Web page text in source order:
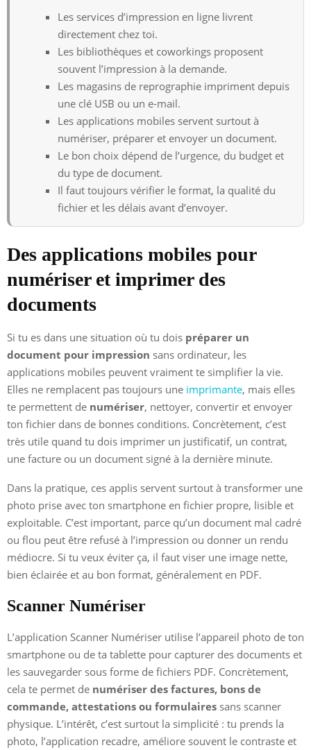
Les services d’impression en ligne livrent
directement chez toi.
Les bibliothèques et coworkings proposent
souvent l’impression à la demande.
Les magasins de reprographie impriment depuis
une clé USB ou un e-mail.
Les applications mobiles servent surtout à
numériser, préparer et envoyer un document.
Le bon choix dépend de l’urgence, du budget et
du type de document.
Il faut toujours vérifier le format, la qualité du
fichier et les délais avant d’envoyer.
Des applications mobiles pour
numériser et imprimer des
documents
Si tu es dans une situation où tu dois préparer un
document pour impression sans ordinateur, les
applications mobiles peuvent vraiment te simplifier la vie.
Elles ne remplacent pas toujours une imprimante, mais elles
te permettent de numériser, nettoyer, convertir et envoyer
ton fichier dans de bonnes conditions. Concrètement, c’est
très utile quand tu dois imprimer un justificatif, un contrat,
une facture ou un document signé à la dernière minute.
Dans la pratique, ces applis servent surtout à transformer une
photo prise avec ton smartphone en fichier propre, lisible et
exploitable. C’est important, parce qu’un document mal cadré
ou flou peut être refusé à l’impression ou donner un rendu
médiocre. Si tu veux éviter ça, il faut viser une image nette,
bien éclairée et au bon format, généralement en PDF.
Scanner Numériser
L’application Scanner Numériser utilise l’appareil photo de ton
smartphone ou de ta tablette pour capturer des documents et
les sauvegarder sous forme de fichiers PDF. Concrètement,
cela te permet de numériser des factures, bons de
commande, attestations ou formulaires sans scanner
physique. L’intérêt, c’est surtout la simplicité : tu prends la
photo, l’application recadre, améliore souvent le contraste et